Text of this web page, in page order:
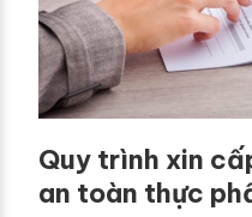
Quy trình xin
an toàn thực